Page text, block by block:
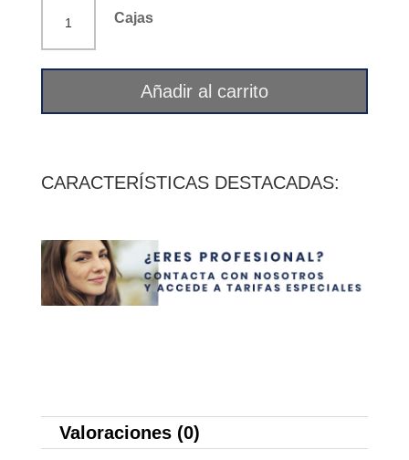
Cajas
Añadir al carrito
CARACTERÍSTICAS DESTACADAS:
Valoraciones (0)